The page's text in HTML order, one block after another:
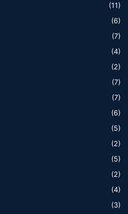
(11)
(6)
(7)
(4)
(2)
(7)
(7)
(6)
(5)
(2)
(5)
(2)
(4)
(3)